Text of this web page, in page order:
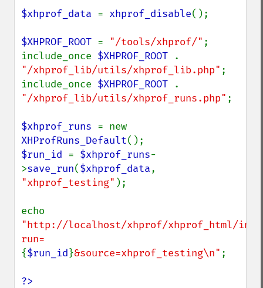
$xhprof_data = xhprof_disable();
$XHPROF_ROOT = "/tools/xhprof/" ;
include_once $XHPROF_ROOT
"/xhprof_lib/utils/xhprof_lib.php" ;
include_once $XHPROF_ROOT
"/xhprof_lib/utils/xhprof_runs.php" ;
$xhprof_runs
XHProfRuns_Default
$run_id = $xhprof_runs-
>save_run($xhprof_data
"xhprof_testing" );
"http://localhost/xhprof/xhprof_html/
run=
{$run_id}&source=xhprof_testing\n" ;
?>